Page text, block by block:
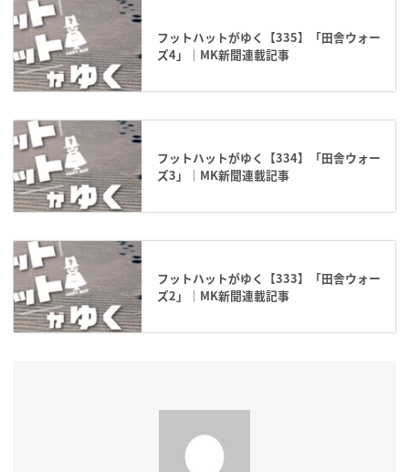
フットハットがゆく【335】「田舎ウォー
ズ4」｜MK新聞連載記事
フットハットがゆく【334】「田舎ウォー
ズ3」｜MK新聞連載記事
フットハットがゆく【333】「田舎ウォー
ズ2」｜MK新聞連載記事